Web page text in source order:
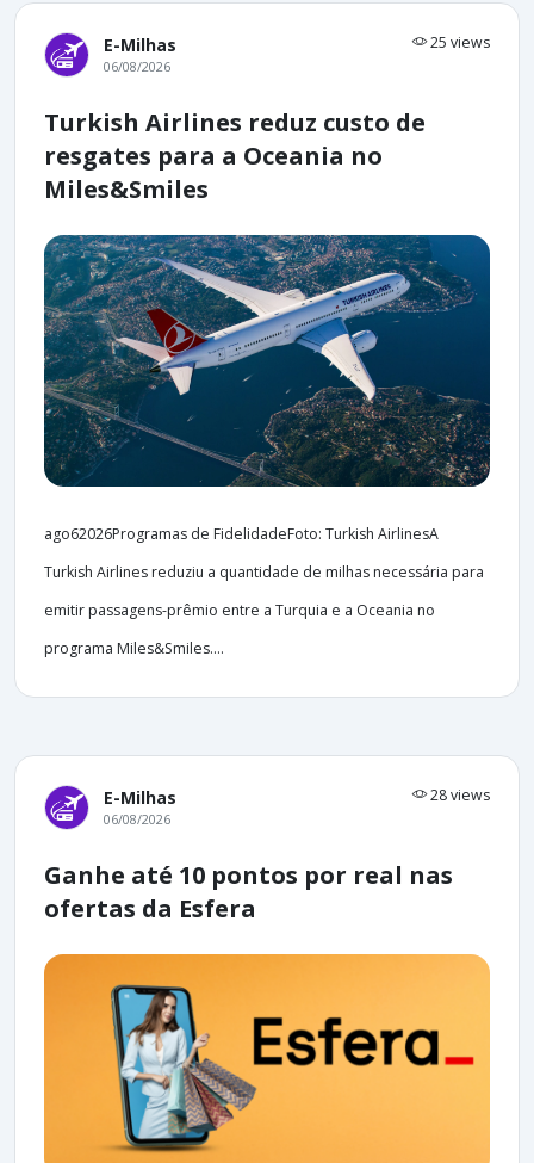
E-Milhas 25 views
06/08/2026
Turkish Airlines reduz custo de
resgates para a Oceania no
Miles&Smiles
ago62026Programas de FidelidadeFoto: Turkish AirlinesA
Turkish Airlines reduziu a quantidade de milhas necessária para
emitir passagens-prêmio entre a Turquia e a Oceania no
programa Miles&Smiles....
E-Milhas 28 views
06/08/2026
Ganhe até 10 pontos por real nas
ofertas da Esfera